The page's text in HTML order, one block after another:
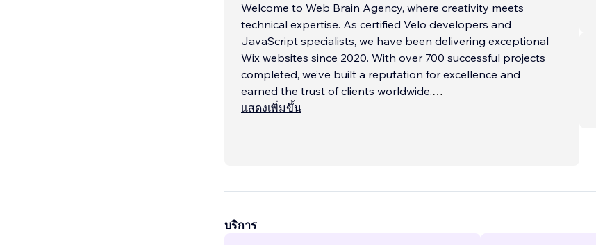
Welcome to Web Brain Agency, where creativity meets
technical expertise. As certified Velo developers and
JavaScript specialists, we have been delivering exceptional
Wix websites since 2020. With over 700 successful projects
completed, we’ve built a reputation for excellence and
earned the trust of clients worldwide.
แสดงเพิ่มขึ้น
บริการ